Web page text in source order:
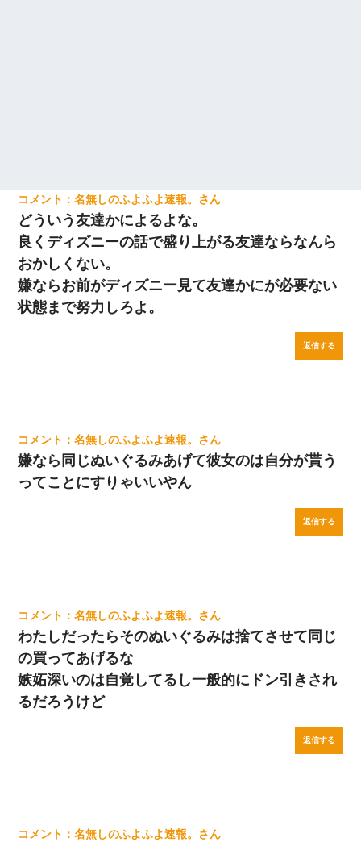
名無しのふよふよ速報。
どういう友達かによるよな。
良くディズニーの話で盛り上がる友達ならなんら
おかしくない。
嫌ならお前がディズニー見て友達かにが必要ない
状態まで努力しろよ。
返信する
名無しのふよふよ速報。
嫌なら同じぬいぐるみあげて彼女のは自分が貰う
ってことにすりゃいいやん
返信する
名無しのふよふよ速報。
わたしだったらそのぬいぐるみは捨てさせて同じ
の買ってあげるな
嫉妬深いのは自覚してるし一般的にドン引きされ
るだろうけど
返信する
名無しのふよふよ速報。